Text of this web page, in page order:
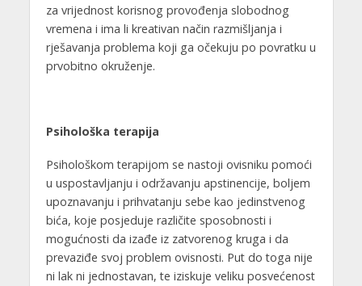
za vrijednost korisnog provođenja slobodnog
vremena i ima li kreativan način razmišljanja i
rješavanja problema koji ga očekuju po povratku u
prvobitno okruženje.
Psihološka terapija
Psihološkom terapijom se nastoji ovisniku pomoći
u uspostavljanju i održavanju apstinencije, boljem
upoznavanju i prihvatanju sebe kao jedinstvenog
bića, koje posjeduje različite sposobnosti i
mogućnosti da izađe iz zatvorenog kruga i da
prevaziđe svoj problem ovisnosti. Put do toga nije
ni lak ni jednostavan, te iziskuje veliku posvećenost